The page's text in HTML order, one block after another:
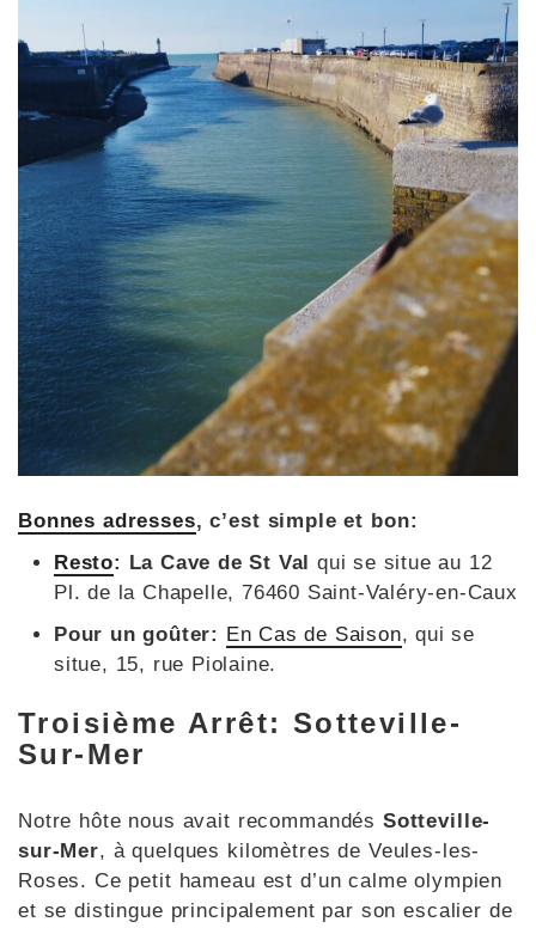
Bonnes adresses, c’est simple et bon:
Resto: La Cave de St Val qui se situe au 12
Pl. de la Chapelle, 76460 Saint-Valéry-en-Caux
Pour un goûter:
En Cas de Saison, qui se
situe, 15, rue Piolaine.
Troisième Arrêt: Sotteville-
Sur-Mer
Notre hôte nous avait recommandés Sotteville-
sur-Mer, à quelques kilomètres de Veules-les-
Roses. Ce petit hameau est d’un calme olympien
et se distingue principalement par son escalier de